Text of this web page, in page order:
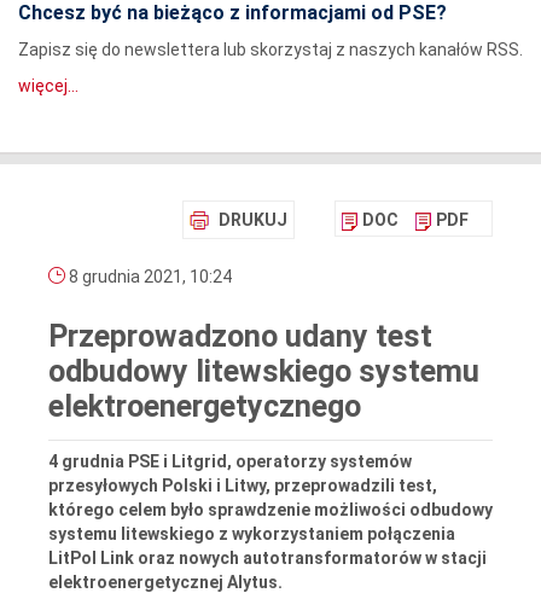
Chcesz być na bieżąco z informacjami od PSE?
Zapisz się do newslettera lub skorzystaj z naszych kanałów RSS.
więcej...
DRUKUJ DOC PDF
8 grudnia 2021, 10:24
Przeprowadzono udany test
odbudowy litewskiego systemu
elektroenergetycznego
4 grudnia PSE i Litgrid, operatorzy systemów
przesyłowych Polski i Litwy, przeprowadzili test,
którego celem było sprawdzenie możliwości odbudowy
systemu litewskiego z wykorzystaniem połączenia
LitPol Link oraz nowych autotransformatorów w stacji
elektroenergetycznej Alytus.